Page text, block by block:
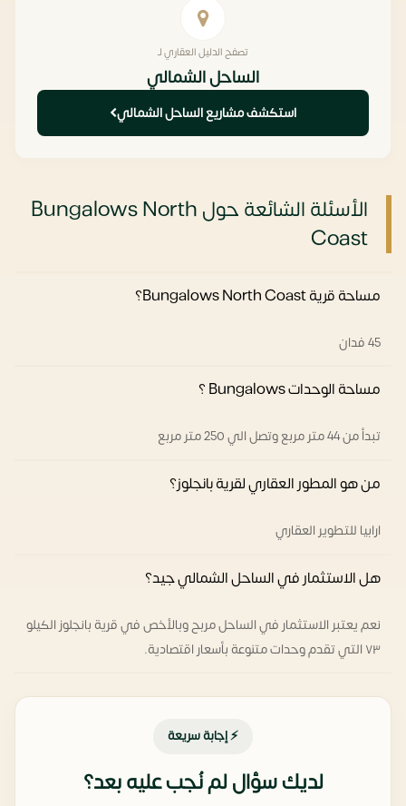
تصفح الدليل العقاري لـ
الساحل الشمالي
استكشف مشاريع الساحل الشمالي
الأسئلة الشائعة حول Bungalows North
Coast
مساحة قرية Bungalows North Coast؟
45 فدان
مساحة الوحدات Bungalows ؟
تبدأ من 44 متر مربع وتصل الي 250 متر مربع
من هو المطور العقاري لقرية بانجلوز؟
ارابيا للتطوير العقاري
هل الاستثمار في الساحل الشمالي جيد؟
نعم يعتبر الاستثمار في الساحل مربح وبالأخص في قرية بانجلوز الكيلو
٧٣ التي تقدم وحدات متنوعة بأسعار اقتصادية.
⚡ إجابة سريعة
لديك سؤال لم نُجب عليه بعد؟